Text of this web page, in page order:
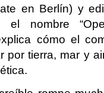
en Berlín) y
nombre
cómo el
por tierra, mar y